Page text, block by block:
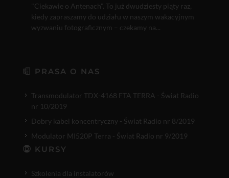
"Ciekawie o Antenach". To już dwudziesty piąty raz,
kiedy zapraszamy do udziału w naszym wakacyjnym
wyzwaniu fotograficznym – czekamy na...
PRASA O NAS
Transmodulator TDX-4168 FTA TERRA - Świat Radio
nr 10/2019
Dobry kabel koncentryczny - Świat Radio nr 8/2019
Modulator MI520P Terra - Świat Radio nr 9/2019
KURSY
Szkolenia dla instalatorów